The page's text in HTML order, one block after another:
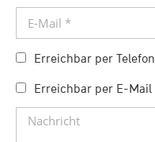
Erreichbar per Telefon
Erreichbar per E-Mail